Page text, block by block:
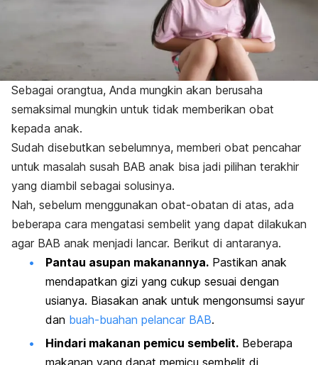
Sebagai orangtua, Anda mungkin akan berusaha
semaksimal mungkin untuk tidak memberikan obat
kepada anak.
Sudah disebutkan sebelumnya, memberi obat pencahar
untuk masalah susah BAB anak bisa jadi pilihan terakhir
yang diambil sebagai solusinya.
Nah, sebelum menggunakan obat-obatan di atas, ada
beberapa cara mengatasi sembelit yang dapat dilakukan
agar BAB anak menjadi lancar. Berikut di antaranya.
Pantau asupan makanannya. Pastikan anak
mendapatkan gizi yang cukup sesuai dengan
usianya. Biasakan anak untuk mengonsumsi sayur
dan buah-buahan pelancar BAB.
Hindari makanan pemicu sembelit. Beberapa